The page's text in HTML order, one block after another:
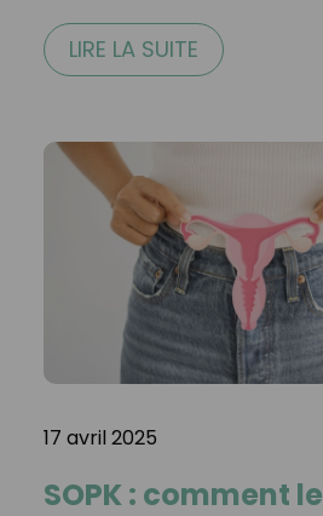
LIRE LA SUITE
17 avril 2025
SOPK : comment le